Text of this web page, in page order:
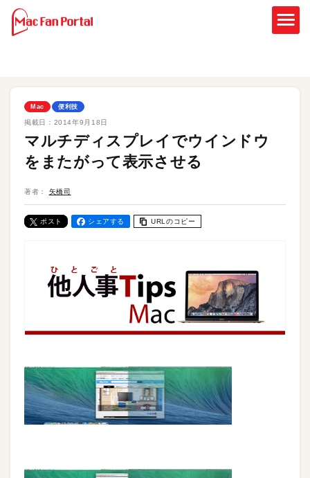
Mac 便利技
掲載日： 2014年9月18日
マルチディスプレイでウインドウ
をまたがって表示させる
著者： 矢橋司
ポスト シェアする URLのコピー